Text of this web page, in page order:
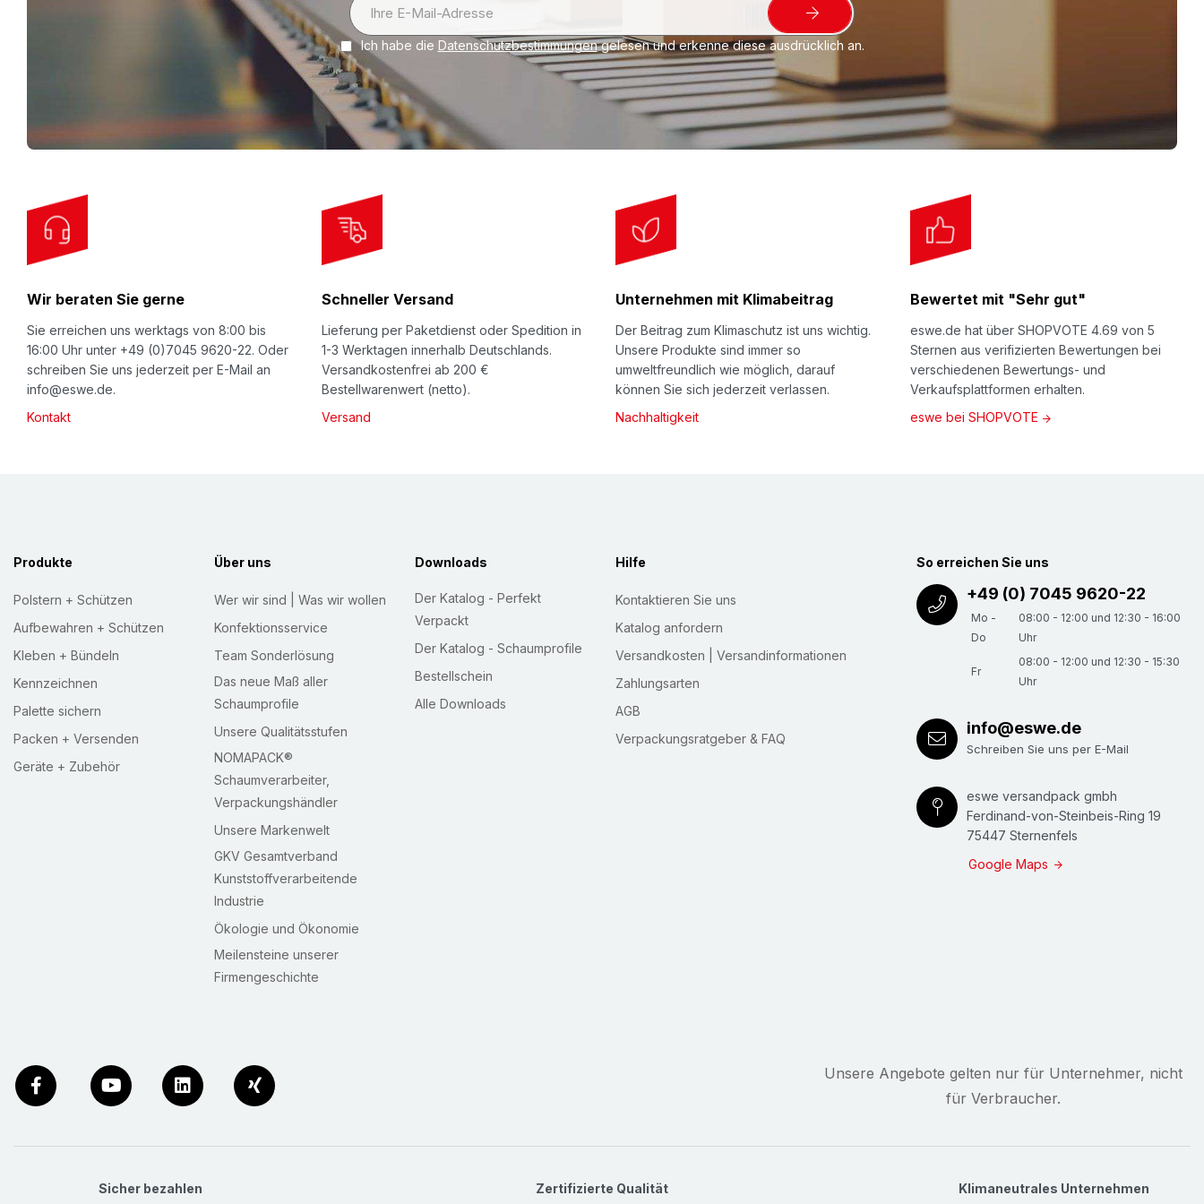
f
e
w
s
Ich habe die Datenschutzbestimmungengelesen und erkenne diese ausdrücklich an.
Wir beraten Sie gerne
Sie erreichen uns werktags von 8:00 bis
16:00 Uhr unter +49 (0)7045 9620-22. Oder
schreiben Sie uns jederzeit per E-Mail an
info@eswe.de.
Kontakt
Schneller Versand
Lieferung per Paketdienst oder Spedition in
1-3 Werktagen innerhalb Deutschlands.
Versandkostenfrei ab 200 €
Bestellwarenwert (netto).
Versand
Unternehmen mit Klimabeitrag
Der Beitrag zum Klimaschutz ist uns wichtig.
Unsere Produkte sind immer so
umweltfreundlich wie möglich, darauf
können Sie sich jederzeit verlassen.
Nachhaltigkeit
Bewertet mit "Sehr gut"
eswe.de hat über SHOPVOTE 4.69 von 5
Sternen aus verifizierten Bewertungen bei
verschiedenen Bewertungs- und
Verkaufsplattformen erhalten.
eswe bei SHOPVOTE
Produkte
Polstern + Schützen
Aufbewahren + Schützen
Kleben + Bündeln
Kennzeichnen
Palette sichern
Packen + Versenden
Geräte + Zubehör
Über uns
Wer wir sind | Was wir wollen
Konfektionsservice
Team Sonderlösung
Das neue Maß aller
Schaumprofile
Unsere Qualitätsstufen
NOMAPACK®
Schaumverarbeiter,
Verpackungshändler
Unsere Markenwelt
GKV Gesamtverband
Kunststoffverarbeitende
Industrie
Ökologie und Ökonomie
Meilensteine unserer
Firmengeschichte
Downloads
Der Katalog - Perfekt
Verpackt
Der Katalog - Schaumprofile
Bestellschein
Alle Downloads
Hilfe
Kontaktieren Sie uns
Katalog anfordern
Versandkosten | Versandinformationen
Zahlungsarten
AGB
Verpackungsratgeber & FAQ
So erreichen Sie uns
+49 (0) 7045 9620-22
Mo -
Do
08:00 - 12:00 und 12:30 - 16:00
Uhr
Fr
08:00 - 12:00 und 12:30 - 15:30
Uhr
info@eswe.de
Schreiben Sie uns per E-Mail
eswe versandpack gmbh
Ferdinand-von-Steinbeis-Ring 19
75447 Sternenfels
Google Maps
Unsere Angebote gelten nur für Unternehmer, nicht
für Verbraucher.
Sicher bezahlen Zertifizierte Qualität Klimaneutrales Unternehmen